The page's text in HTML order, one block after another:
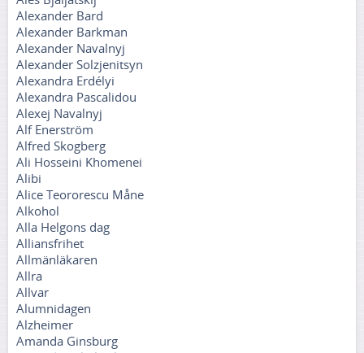
Alexander Bard
Alexander Barkman
Alexander Navalnyj
Alexander Solzjenitsyn
Alexandra Erdélyi
Alexandra Pascalidou
Alexej Navalnyj
Alf Enerström
Alfred Skogberg
Ali Hosseini Khomenei
Alibi
Alice Teororescu Måne
Alkohol
Alla Helgons dag
Alliansfrihet
Allmänläkaren
Allra
Allvar
Alumnidagen
Alzheimer
Amanda Ginsburg